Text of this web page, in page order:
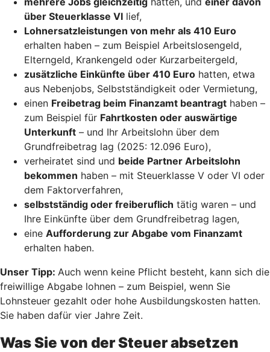
über Steuerklasse VI lief,
Lohnersatzleistungen von mehr als 410 Euro
erhalten haben – zum Beispiel Arbeitslosengeld,
Elterngeld, Krankengeld oder Kurzarbeitergeld,
zusätzliche Einkünfte über 410 Euro hatten, etwa
aus Nebenjobs, Selbstständigkeit oder Vermietung,
einen Freibetrag beim Finanzamt beantragt haben –
zum Beispiel für Fahrtkosten oder auswärtige
Unterkunft – und Ihr Arbeitslohn über dem
Grundfreibetrag lag (2025: 12.096 Euro),
verheiratet sind und beide Partner Arbeitslohn
bekommen haben – mit Steuerklasse V oder VI oder
dem Faktorverfahren,
selbstständig oder freiberuflich tätig waren – und
Ihre Einkünfte über dem Grundfreibetrag lagen,
eine Aufforderung zur Abgabe vom Finanzamt
erhalten haben.
Unser Tipp: Auch wenn keine Pflicht besteht, kann sich die
freiwillige Abgabe lohnen – zum Beispiel, wenn Sie
Lohnsteuer gezahlt oder hohe Ausbildungskosten hatten.
Sie haben dafür vier Jahre Zeit.
Was Sie von der Steuer absetzen